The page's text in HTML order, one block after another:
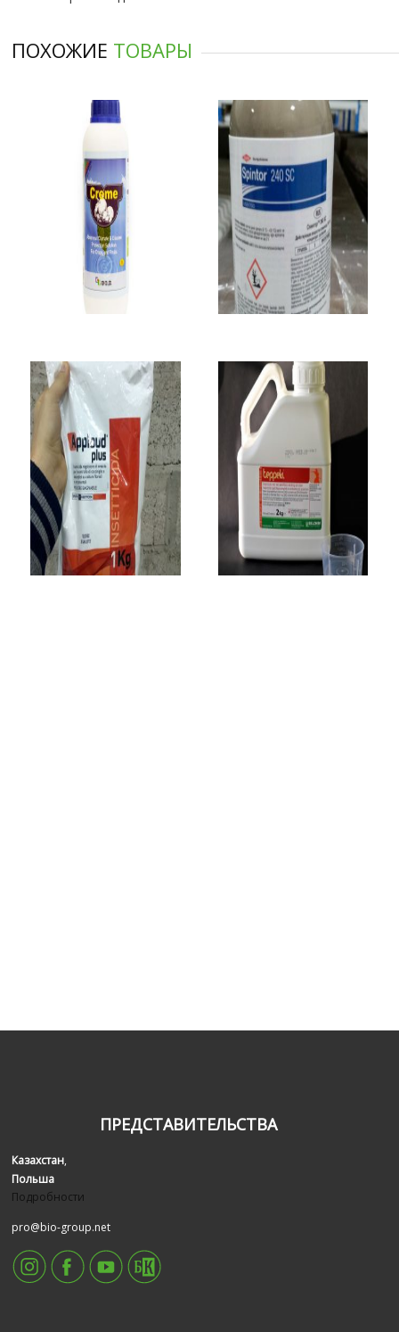
ПОХОЖИЕ ТОВАРЫ
ПРЕДСТАВИТЕЛЬСТВА
Казахстан,
Польша
Подробности
pro@bio-group.net